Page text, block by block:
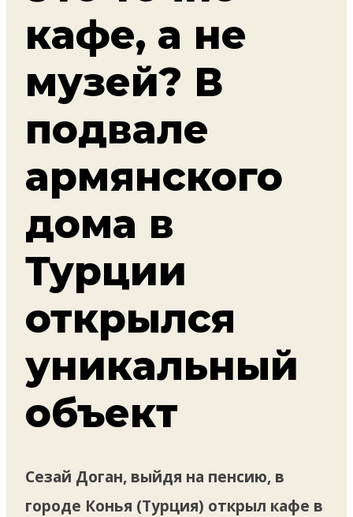
кафе, а не
музей? В
подвале
армянского
дома в
Турции
открылся
уникальный
объект
Сезай Доган, выйдя на пенсию, в
городе Конья (Турция) открыл кафе в